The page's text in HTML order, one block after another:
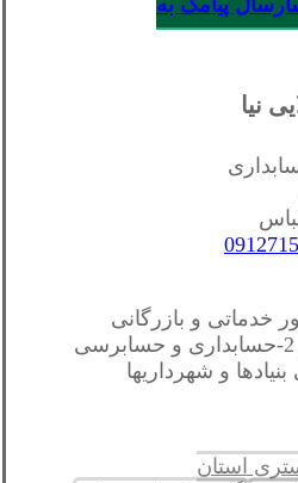
ارسال پیامک به
نیا
خدماتی و بازرگانی
اشخاص حقیقی و حقوقی 2-حسابداری و حسابرسی
و شهرداریها
استان